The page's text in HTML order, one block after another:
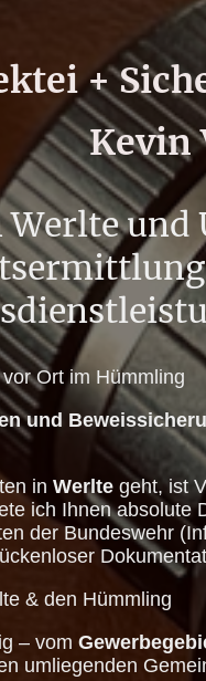
+
Kevin
Ort im Hümmling
und
in Werlte geht, ist
ich Ihnen
der Bundeswehr
& den Hümmling
– vom
umliegenden